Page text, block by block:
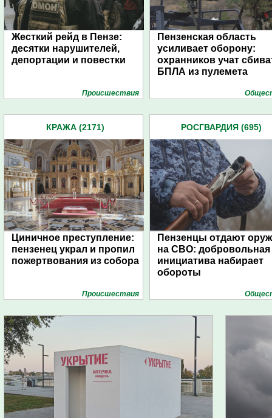
Жесткий рейд в Пензе:
десятки нарушителей,
депортации и повестки
Проиcшествия
Пензенская область
усиливает оборону:
охранников учат
БПЛА из пулемета
КРАЖА (2171)
Циничное преступление:
пензенец украл и пропил
пожертвования из собора
Проиcшествия
РОСГВАРДИЯ (695)
Пензенцы отдают
на СВО: добровольная
инициатива набирает
обороты